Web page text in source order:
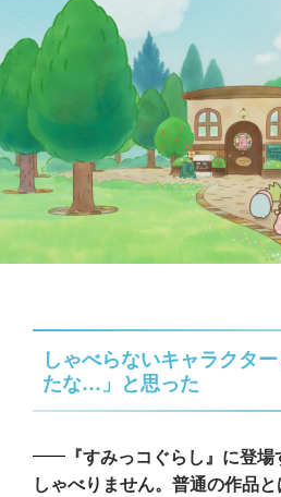
しゃべらないキャラクタ
たな…」と思った
『すみっコぐらし』に登
しゃべりません。普通の作品